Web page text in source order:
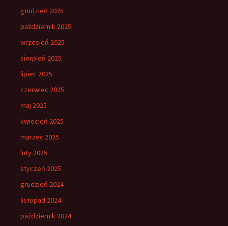
grudzień 2025
październik 2025
wrzesień 2025
sierpień 2025
lipiec 2025
czerwiec 2025
maj 2025
kwiecień 2025
marzec 2025
luty 2025
styczeń 2025
grudzień 2024
listopad 2024
październik 2024